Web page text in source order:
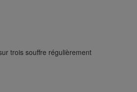
trois souffre régulièrement